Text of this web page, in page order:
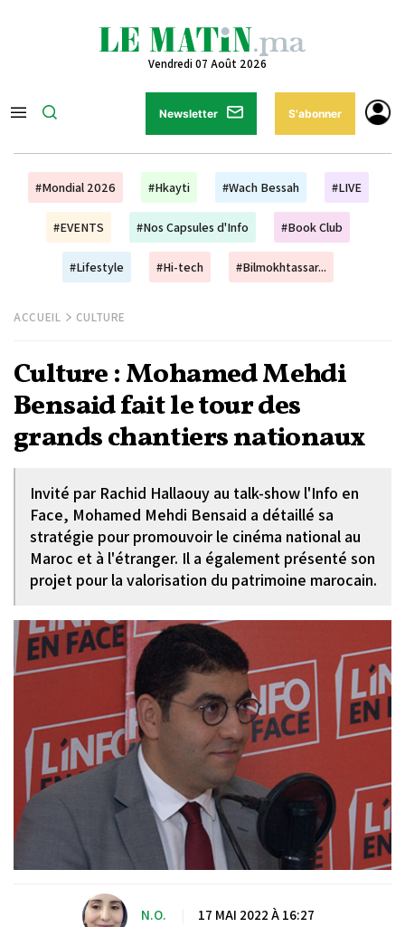
Vendredi 07 Août 2026
Newsletter S'abonner
#Mondial 2026 #Hkayti #Wach Bessah #LIVE
#EVENTS #Nos Capsules d'Info #Book Club
#Lifestyle #Hi-tech #Bilmokhtassar...
ACCUEIL CULTURE
Culture : Mohamed Mehdi
Bensaid fait le tour des
grands chantiers nationaux
Invité par Rachid Hallaouy au talk-show l'Info en
Face, Mohamed Mehdi Bensaid a détaillé sa
stratégie pour promouvoir le cinéma national au
Maroc et à l'étranger. Il a également présenté son
projet pour la valorisation du patrimoine marocain.
N.O. 17 MAI 2022 À 16:27